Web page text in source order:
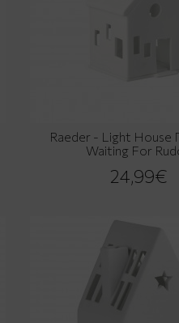
Raeder - Light House
Waiting For
24,99€